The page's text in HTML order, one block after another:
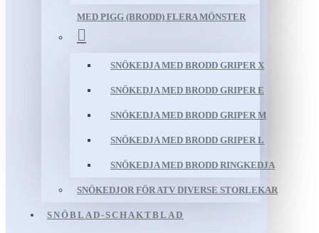
MED PIGG (BRODD) FLERA MÖNSTER
SNÖKEDJA MED BRODD GRIPER X
SNÖKEDJA MED BRODD GRIPER E
SNÖKEDJA MED BRODD GRIPER M
SNÖKEDJA MED BRODD GRIPER L
SNÖKEDJA MED BRODD RINGKEDJA
SNÖKEDJOR FÖR ATV DIVERSE STORLEKAR
SNÖBLAD-SCHAKTBLAD